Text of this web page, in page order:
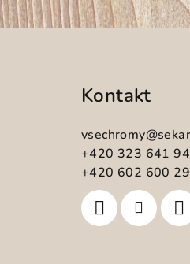
Kontakt
vsechromy@
+420 323 641
+420 602 600